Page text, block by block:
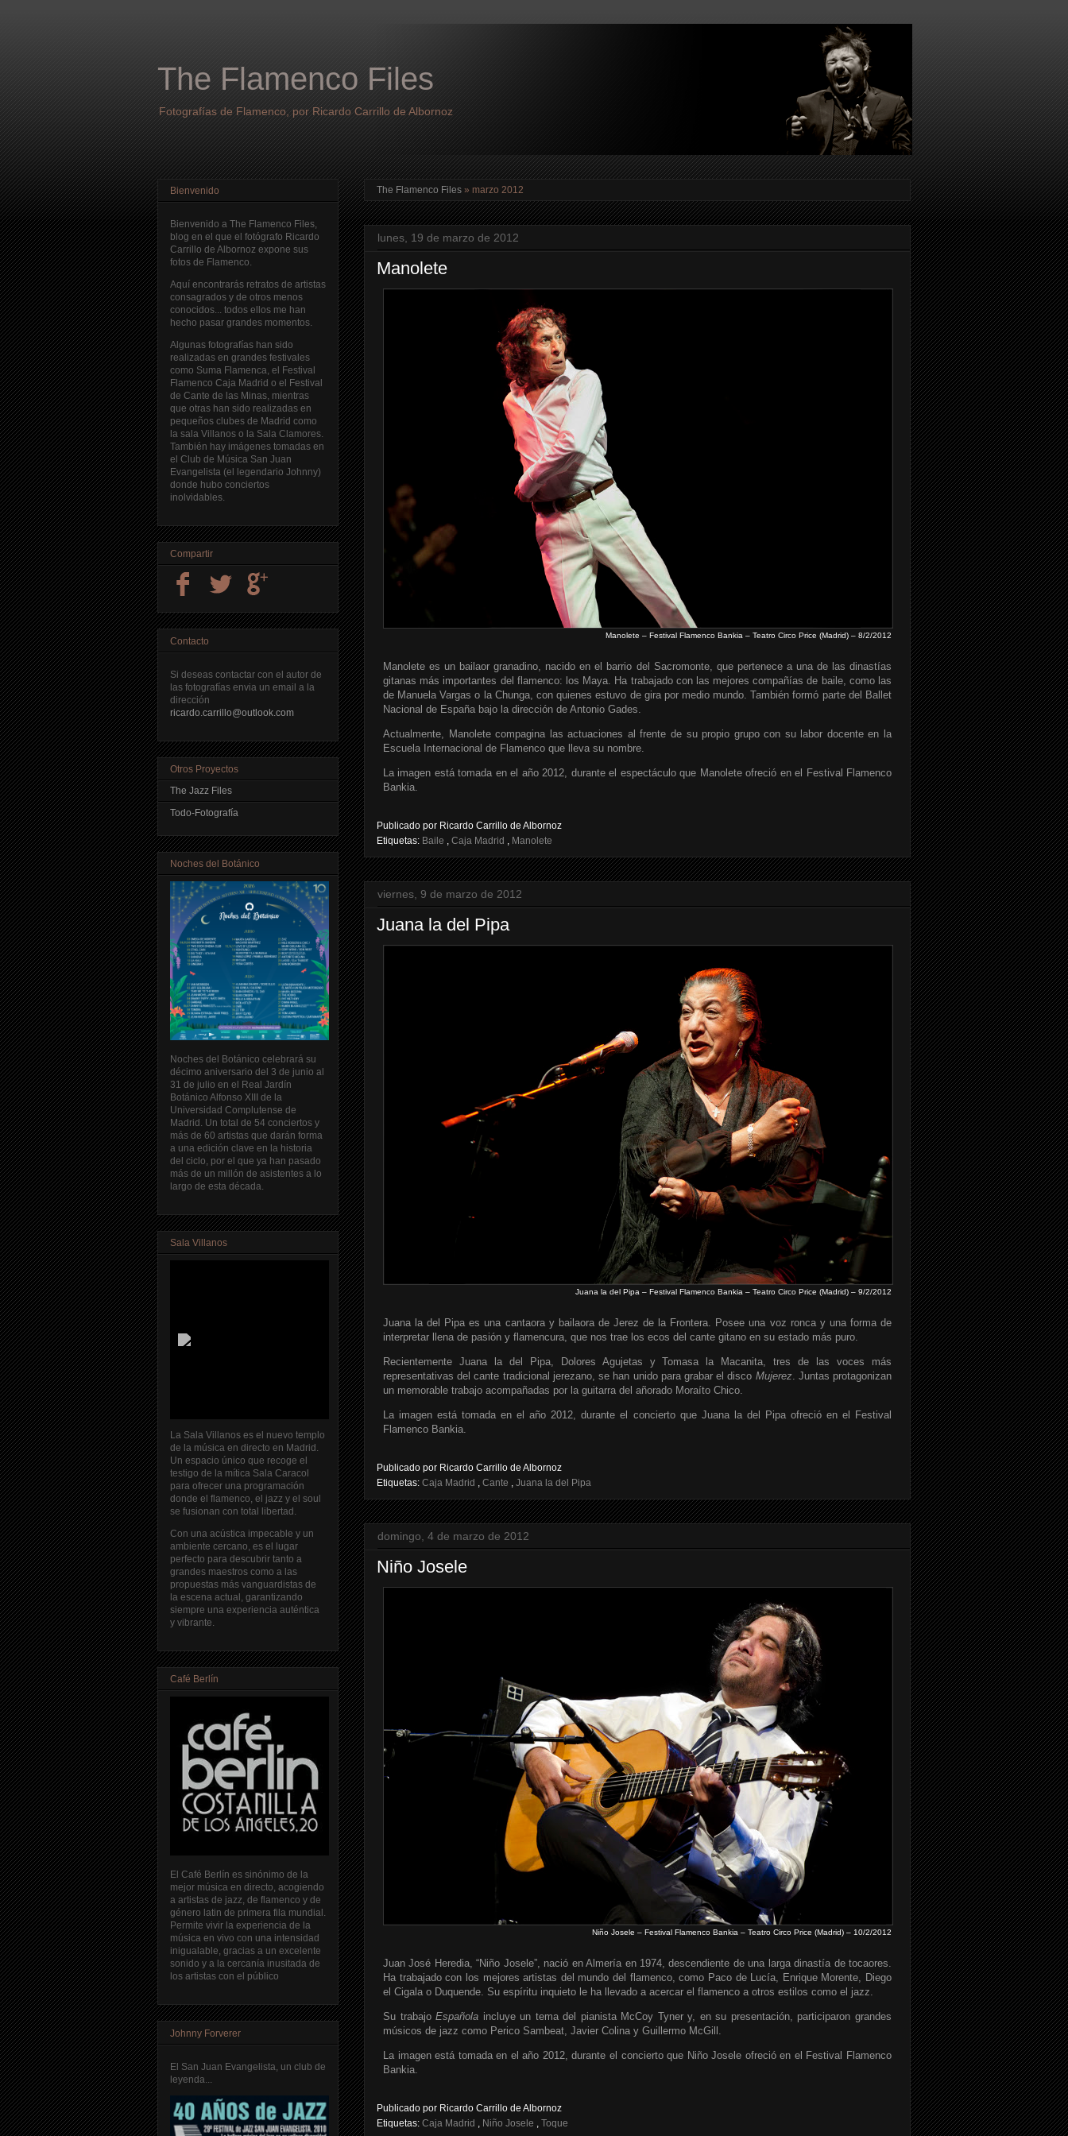
The Flamenco Files
Fotografías de Flamenco, por Ricardo Carrillo de Albornoz
The Flamenco Files » marzo 2012
lunes, 19 de marzo de 2012
Manolete
Manolete – Festival Flamenco Bankia – Teatro Circo Price (Madrid) – 8/2/2012
Manolete es un bailaor granadino, nacido en el barrio del Sacromonte, que pertenece a una de las dinastías
gitanas más importantes del flamenco: los Maya. Ha trabajado con las mejores compañías de baile, como las
de Manuela Vargas o la Chunga, con quienes estuvo de gira por medio mundo. También formó parte del Ballet
Nacional de España bajo la dirección de Antonio Gades.
Actualmente, Manolete compagina las actuaciones al frente de su propio grupo con su labor docente en la
Escuela Internacional de Flamenco que lleva su nombre.
La imagen está tomada en el año 2012, durante el espectáculo que Manolete ofreció en el Festival Flamenco
Bankia.
Publicado por Ricardo Carrillo de Albornoz
Etiquetas: Baile , Caja Madrid , Manolete
viernes, 9 de marzo de 2012
Juana la del Pipa
Juana la del Pipa – Festival Flamenco Bankia – Teatro Circo Price (Madrid) – 9/2/2012
Juana la del Pipa es una cantaora y bailaora de Jerez de la Frontera. Posee una voz ronca y una forma de
interpretar llena de pasión y flamencura, que nos trae los ecos del cante gitano en su estado más puro.
Recientemente Juana la del Pipa, Dolores Agujetas y Tomasa la Macanita, tres de las voces más
representativas del cante tradicional jerezano, se han unido para grabar el disco Mujerez. Juntas protagonizan
un memorable trabajo acompañadas por la guitarra del añorado Moraíto Chico.
La imagen está tomada en el año 2012, durante el concierto que Juana la del Pipa ofreció en el Festival
Flamenco Bankia.
Publicado por Ricardo Carrillo de Albornoz
Etiquetas: Caja Madrid , Cante , Juana la del Pipa
domingo, 4 de marzo de 2012
Niño Josele
Niño Josele – Festival Flamenco Bankia – Teatro Circo Price (Madrid) – 10/2/2012
Juan José Heredia, “Niño Josele”, nació en Almería en 1974, descendiente de una larga dinastía de tocaores.
Ha trabajado con los mejores artistas del mundo del flamenco, como Paco de Lucía, Enrique Morente, Diego
el Cigala o Duquende. Su espíritu inquieto le ha llevado a acercar el flamenco a otros estilos como el jazz.
Su trabajoEspañola incluye un tema del pianista McCoy Tyner y, en su presentación, participaron grandes
músicos de jazz como Perico Sambeat, Javier Colina y Guillermo McGill.
La imagen está tomada en el año 2012, durante el concierto que Niño Josele ofreció en el Festival Flamenco
Bankia.
Publicado por Ricardo Carrillo de Albornoz
Etiquetas: Caja Madrid , Niño Josele , Toque
Bienvenido
Bienvenido a The Flamenco Files,
blog en el que el fotógrafo Ricardo
Carrillo de Albornoz expone sus
fotos de Flamenco.
Aquí encontrarás retratos de artistas
consagrados y de otros menos
conocidos... todos ellos me han
hecho pasar grandes momentos.
Algunas fotografías han sido
realizadas en grandes festivales
como Suma Flamenca, el Festival
Flamenco Caja Madrid o el Festival
de Cante de las Minas, mientras
que otras han sido realizadas en
pequeños clubes de Madrid como
la sala Villanos o la Sala Clamores.
También hay imágenes tomadas en
el Club de Música San Juan
Evangelista (el legendario Johnny)
donde hubo conciertos
inolvidables.
Compartir
Contacto
Si deseas contactar con el autor de
las fotografías envia un email a la
dirección
ricardo.carrillo@outlook.com
Otros Proyectos
The Jazz Files
Todo-Fotografía
Noches del Botánico
Noches del Botánico celebrará su
décimo aniversario del 3 de junio al
31 de julio en el Real Jardín
Botánico Alfonso XIII de la
Universidad Complutense de
Madrid. Un total de 54 conciertos y
más de 60 artistas que darán forma
a una edición clave en la historia
del ciclo, por el que ya han pasado
más de un millón de asistentes a lo
largo de esta década.
Sala Villanos
La Sala Villanos es el nuevo templo
de la música en directo en Madrid.
Un espacio único que recoge el
testigo de la mítica Sala Caracol
para ofrecer una programación
donde el flamenco, el jazz y el soul
se fusionan con total libertad.
Con una acústica impecable y un
ambiente cercano, es el lugar
perfecto para descubrir tanto a
grandes maestros como a las
propuestas más vanguardistas de
la escena actual, garantizando
siempre una experiencia auténtica
y vibrante.
Café Berlín
El Café Berlín es sinónimo de la
mejor música en directo, acogiendo
a artistas de jazz, de flamenco y de
género latin de primera fila mundial.
Permite vivir la experiencia de la
música en vivo con una intensidad
inigualable, gracias a un excelente
sonido y a la cercanía inusitada de
los artistas con el público
Johnny Forverer
El San Juan Evangelista, un club de
leyenda...